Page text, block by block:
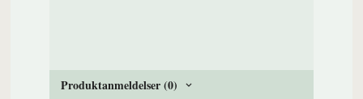
Produktanmeldelser (0)